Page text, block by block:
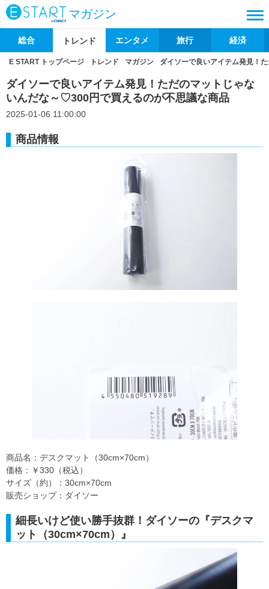
マガジン
総合 トレンド エンタメ 旅行 経済
E START トップページ トレンド マガジン ダイソーで良いアイテム発見！
ダイソーで良いアイテム発見！ただのマットじゃな
いんだな～♡300円で買えるのが不思議な商品
2025-01-06 11:00:00
商品情報
商品名：デスクマット（30cm×70cm）
価格：￥330（税込）
サイズ（約）：30cm×70cm
販売ショップ：ダイソー
細長いけど使い勝手抜群！ダイソーの『デスクマ
ット（30cm×70cm）』